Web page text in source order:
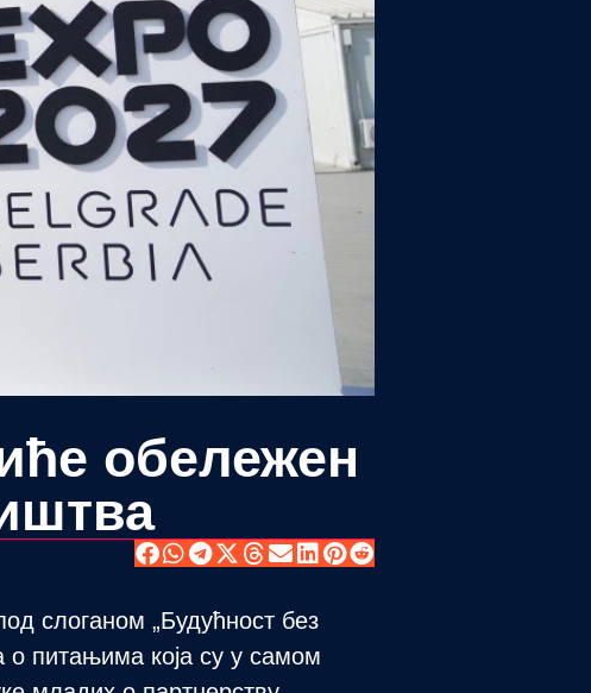
обележен
слоганом „Будућност без
о питањима која су у самом